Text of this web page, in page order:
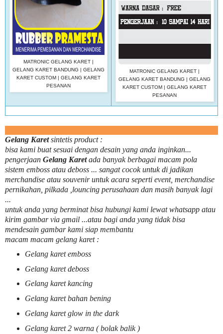
MATRONIC GELANG KARET |
GELANG KARET BANDUNG | GELANG
KARET CUSTOM | GELANG KARET
PESANAN
MATRONIC GELANG KARET |
GELANG KARET BANDUNG | GELANG
KARET CUSTOM | GELANG KARET
PESANAN
Gelang Karetsintetis product :
bisa kami buat sesuai dengan desain yang anda inginkan...
pengerjaan Gelang Karetada banyak berbagai macam pola
sistem emboss atau deboss ... sangat cocok untuk di jadikan
merchandise atau souvenir untuk acara seperti event, merchandise
pernikahan, pilkada ,louncing perusahaan dan masih banyak lagi
...
untuk anda yang berminat bisa hubungi kami lewat whatsapp atau
kirim gambar via gmail ...atau bagi anda yang tidak bisa
mendesain gambar kami siap membantu
macam macam gelang karet :
Gelang karet emboss
Gelang karet deboss
Gelang karet kancing
Gelang karet bahan bening
Gelang karet glow in the dark
Gelang karet 2 warna ( bolak balik )